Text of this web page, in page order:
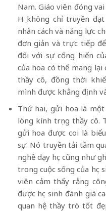
Nam. Giáo viên đóng
Họ không chỉ truyền
nhân cách và năng lực
đơn giản và trực tiếp
đối với sự cống hiến
của hoa có thể mang lại
thầy cô, đồng thời
mình được khẳng định
Thứ hai, gửi hoa là
lòng kính trọng thầy cô.
gửi hoa được coi là
sự. Nó truyền tải tầm
nghề dạy học cũng như
trong cuộc sống của học
viên cảm thấy rằng
được học sinh đánh giá
quan hệ thầy trò tốt